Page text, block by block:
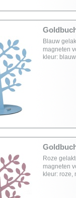
Blauw
magneten
kleur:
Roze
magneten
kleur: roze,